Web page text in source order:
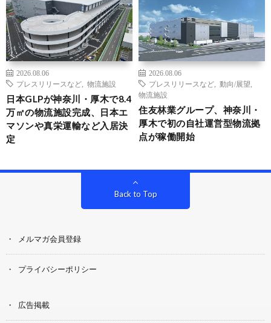
2026.08.06
プレスリリースなど
物流施設
日本GLPが神奈川・厚木で8.4
万㎡の物流施設完成、日本エ
マソンや真栄運輸など入居決
定
2026.08.06
プレスリリースなど
動向/展望
物流施設
住友林業グループ、神奈川・
厚木で初の自社運営型物流拠
点が稼働開始
Back to Top
メルマガ会員登録
プライバシーポリシー
広告掲載